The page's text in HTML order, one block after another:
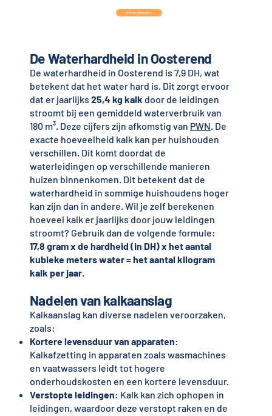
De Waterhardheid in Oosterend
De waterhardheid in Oosterend is 7,9 DH, wat
betekent dat het water hard is. Dit zorgt ervoor
dat er jaarlijks 25,4 kg kalk door de leidingen
stroomt bij een gemiddeld waterverbruik van
180 m³. Deze cijfers zijn afkomstig van PWN. De
exacte hoeveelheid kalk kan per huishouden
verschillen. Dit komt doordat de
waterleidingen op verschillende manieren
huizen binnenkomen. Dit betekent dat de
waterhardheid in sommige huishoudens hoger
kan zijn dan in andere. Wil je zelf berekenen
hoeveel kalk er jaarlijks door jouw leidingen
stroomt? Gebruik dan de volgende formule:
17,8 gram x de hardheid (in DH) x het aantal
kubieke meters water = het aantal kilogram
kalk per jaar.
Nadelen van kalkaanslag
Kalkaanslag kan diverse nadelen veroorzaken,
zoals:
Kortere levensduur van apparaten:
Kalkafzetting in apparaten zoals wasmachines
en vaatwassers leidt tot hogere
onderhoudskosten en een kortere levensduur.
Verstopte leidingen: Kalk kan zich ophopen in
leidingen, waardoor deze verstopt raken en de
Offerte aanvragen